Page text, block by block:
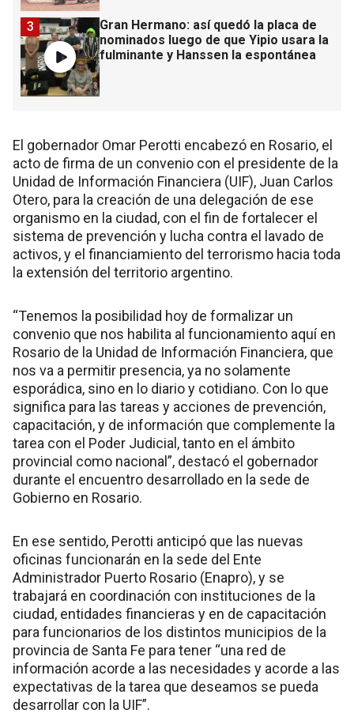
Gran Hermano: así quedó la placa de
nominados luego de que Yipio usara la
fulminante y Hanssen la espontánea
3
El gobernador Omar Perotti encabezó en Rosario, el
acto de firma de un convenio con el presidente de la
Unidad de Información Financiera (UIF), Juan Carlos
Otero, para la creación de una delegación de ese
organismo en la ciudad, con el fin de fortalecer el
sistema de prevención y lucha contra el lavado de
activos, y el financiamiento del terrorismo hacia toda
la extensión del territorio argentino.
“Tenemos la posibilidad hoy de formalizar un
convenio que nos habilita al funcionamiento aquí en
Rosario de la Unidad de Información Financiera, que
nos va a permitir presencia, ya no solamente
esporádica, sino en lo diario y cotidiano. Con lo que
significa para las tareas y acciones de prevención,
capacitación, y de información que complemente la
tarea con el Poder Judicial, tanto en el ámbito
provincial como nacional”, destacó el gobernador
durante el encuentro desarrollado en la sede de
Gobierno en Rosario.
En ese sentido, Perotti anticipó que las nuevas
oficinas funcionarán en la sede del Ente
Administrador Puerto Rosario (Enapro), y se
trabajará en coordinación con instituciones de la
ciudad, entidades financieras y en de capacitación
para funcionarios de los distintos municipios de la
provincia de Santa Fe para tener “una red de
información acorde a las necesidades y acorde a las
expectativas de la tarea que deseamos se pueda
desarrollar con la UIF”.